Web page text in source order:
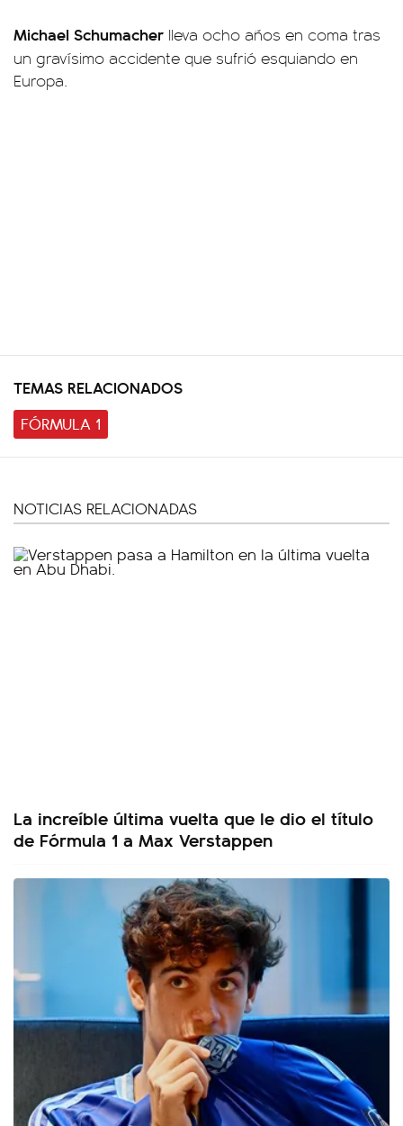
Michael Schumacher lleva ocho años en coma tras
un gravísimo accidente que sufrió esquiando en
Europa.
TEMAS RELACIONADOS
FÓRMULA 1
NOTICIAS RELACIONADAS
La increíble última vuelta que le dio el título
de Fórmula 1 a Max Verstappen